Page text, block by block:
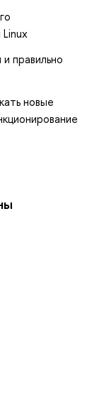
правильно
новые